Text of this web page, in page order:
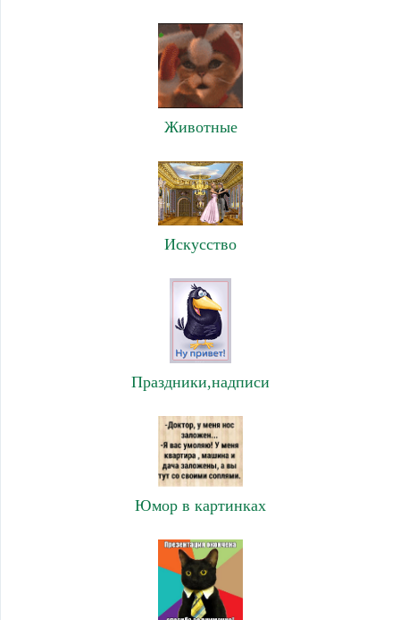
Животные
Искусство
Праздники,надписи
Юмор в картинках